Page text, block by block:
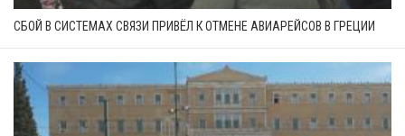
СБОЙ В СИСТЕМАХ СВЯЗИ ПРИВЁЛ К ОТМЕНЕ АВИАРЕЙСОВ В ГРЕЦИИ